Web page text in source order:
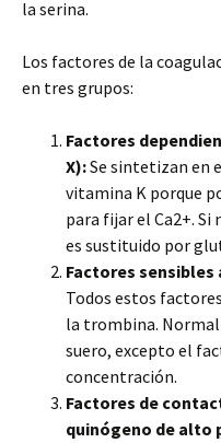
la serina.
Los factores de la
en tres grupos:
Factores
X):Se sintetizan en
vitamina K porque
para fijar el Ca2+.
es sustituido por
Factores sensibles
Todos estos
la trombina.
suero, excepto el
concentración.
Factores de
quinógeno de alto